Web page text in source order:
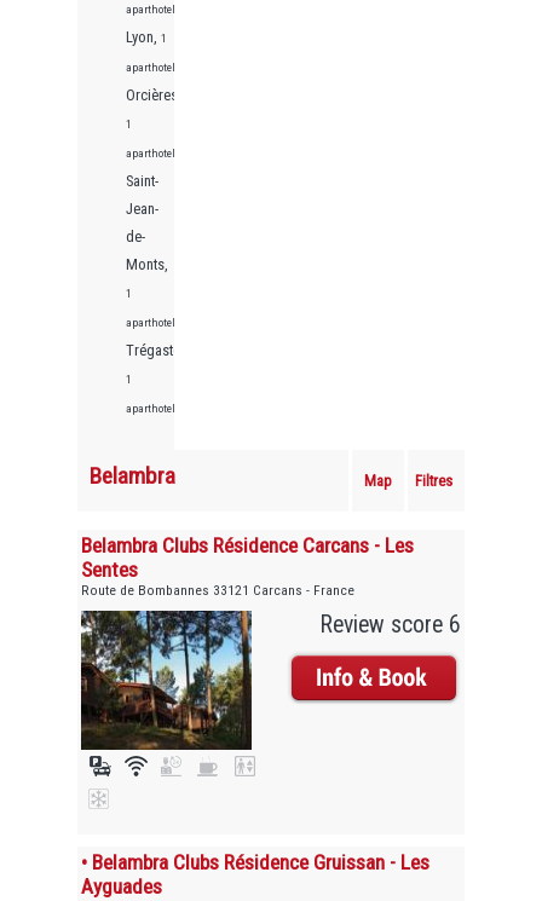
aparthotels
Lyon, 1
aparthotels
Orcières,
1
aparthotels
Saint-
Jean-
de-
Monts,
1
aparthotels
Trégastel,
1
aparthotels
Belambra Map Filtres
Belambra Clubs Résidence Carcans - Les
Sentes
Route de Bombannes 33121 Carcans - France
Review score 6
• Belambra Clubs Résidence Gruissan - Les
Ayguades